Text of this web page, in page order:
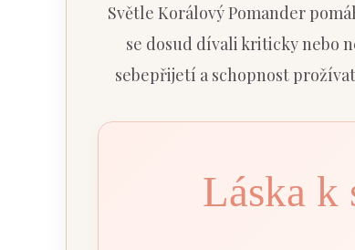
Světle Korálový Pomander
se dosud dívali kriticky nebo
sebepřijetí a schopnost
Láska k